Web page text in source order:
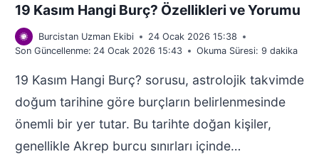
19 Kasım Hangi Burç? Özellikleri ve Yorumu
Burcistan Uzman Ekibi
24 Ocak 2026 15:38
Son Güncellenme: 24 Ocak 2026 15:43 Okuma Süresi: 9 dakika
19 Kasım Hangi Burç? sorusu, astrolojik takvimde
doğum tarihine göre burçların belirlenmesinde
önemli bir yer tutar. Bu tarihte doğan kişiler,
genellikle Akrep burcu sınırları içinde…